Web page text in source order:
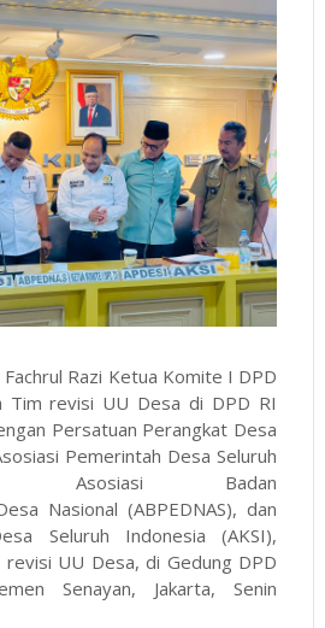
Fachrul Razi Ketua Komite I DPD
Tim revisi UU Desa di DPD RI
Persatuan Perangkat Desa
Pemerintah Desa Seluruh
Asosiasi Badan
Nasional (ABPEDNAS), dan
Seluruh Indonesia (AKSI),
UU Desa, di Gedung DPD
Senayan, Jakarta, Senin